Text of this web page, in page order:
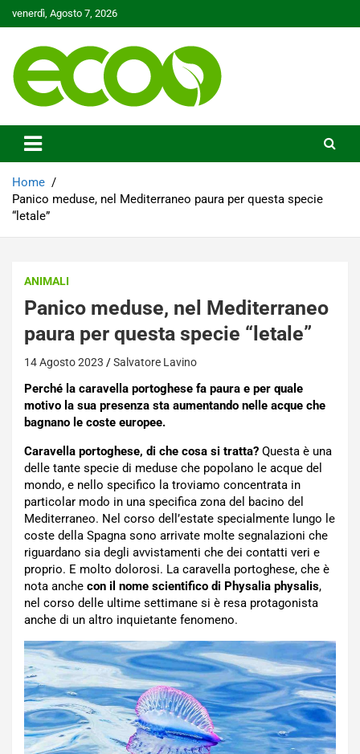
to
venerdì, Agosto 7, 2026
Ecoo.it
Home
Panico meduse, nel Mediterraneo paura per questa specie
“letale”
ANIMALI
Panico meduse, nel Mediterraneo
paura per questa specie “letale”
14 Agosto 2023 Salvatore Lavino
Perché la caravella portoghese fa paura e per quale
motivo la sua presenza sta aumentando nelle acque che
bagnano le coste europee.
Caravella portoghese, di che cosa si tratta? Questa è una
delle tante specie di meduse che popolano le acque del
mondo, e nello specifico la troviamo concentrata in
particolar modo in una specifica zona del bacino del
Mediterraneo. Nel corso dell’estate specialmente lungo le
coste della Spagna sono arrivate molte segnalazioni che
riguardano sia degli avvistamenti che dei contatti veri e
proprio. E molto dolorosi. La caravella portoghese, che è
nota anche con il nome scientifico di Physalia physalis,
nel corso delle ultime settimane si è resa protagonista
anche di un altro inquietante fenomeno.